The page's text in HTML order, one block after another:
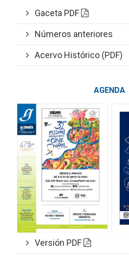
Gaceta PDF
Números anteriores
Acervo Histórico (PDF)
AGENDA
Versión PDF